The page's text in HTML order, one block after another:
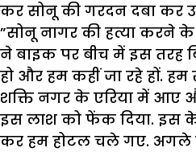
कर सोनू की गरदन दबा कर
”सोनू नागर की हत्या करने
ने बाइक पर बीच में इस तरह
हो और हम कहीं जा रहे हों.
शक्ति नगर के एरिया में आए
इस लाश को फेंक दिया. इस के
कर हम होटल चले गए. अगले